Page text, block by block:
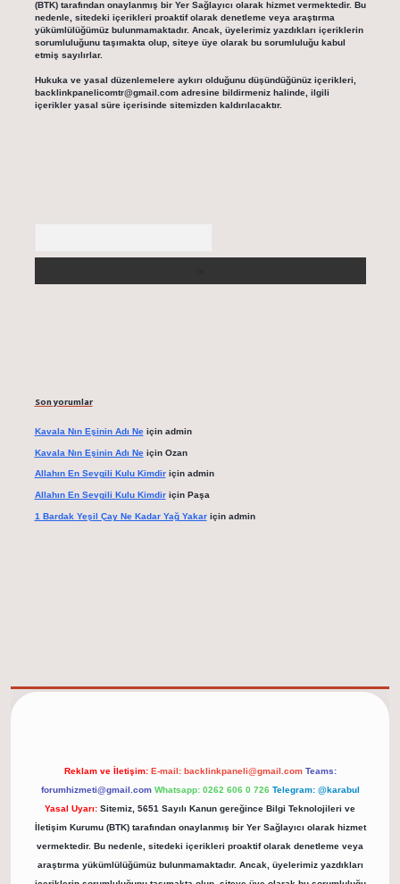
(BTK) tarafından onaylanmış bir Yer Sağlayıcı olarak hizmet vermektedir. Bu
nedenle, sitedeki içerikleri proaktif olarak denetleme veya araştırma
yükümlülüğümüz bulunmamaktadır. Ancak, üyelerimiz yazdıkları içeriklerin
sorumluluğunu taşımakta olup, siteye üye olarak bu sorumluluğu kabul
etmiş sayılırlar.
Hukuka ve yasal düzenlemelere aykırı olduğunu düşündüğünüz içerikleri,
backlinkpanelicomtr@gmail.comadresine bildirmeniz halinde, ilgili
içerikler yasal süre içerisinde sitemizden kaldırılacaktır.
Son yorumlar
Kavala Nın Eşinin Adı Neiçin admin
Kavala Nın Eşinin Adı Neiçin Ozan
Allahın En Sevgili Kulu Kimdiriçin admin
Allahın En Sevgili Kulu Kimdiriçin Paşa
1 Bardak Yeşil Çay Ne Kadar Yağ Yakariçin admin
Reklam ve İletişim: E-mail: backlinkpaneli@gmail.com Teams:
forumhizmeti@gmail.com Whatsapp: 0262 606 0 726 Telegram: @karabul
Yasal Uyarı: Sitemiz, 5651 Sayılı Kanun gereğince Bilgi Teknolojileri ve
İletişim Kurumu (BTK) tarafından onaylanmış bir Yer Sağlayıcı olarak hizmet
vermektedir. Bu nedenle, sitedeki içerikleri proaktif olarak denetleme veya
araştırma yükümlülüğümüz bulunmamaktadır. Ancak, üyelerimiz yazdıkları